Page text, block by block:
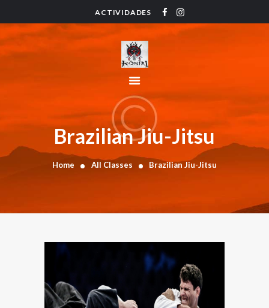
ACTIVIDADES
Brazilian Jiu-Jitsu
Home All Classes Brazilian Jiu-Jitsu
HOME
ACTIVIDADES
INSTRUCTORES
CONTACTO
BLOG